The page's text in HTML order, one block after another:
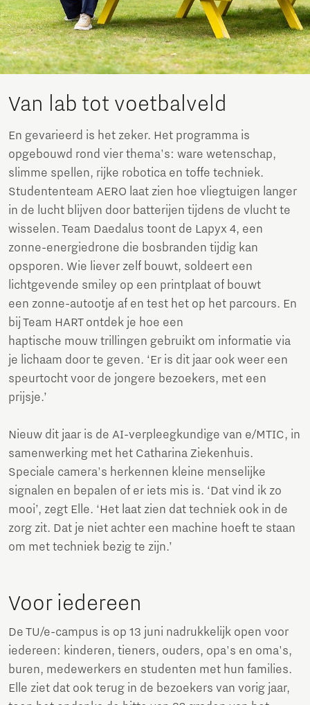
Van lab tot voetbalveld
En gevarieerd is het zeker. Het programma is
opgebouwd rond vier thema's: ware wetenschap,
slimme spellen, rijke robotica en toffe techniek.
Studententeam AERO laat zien hoe vliegtuigen langer
in de lucht blijven door batterijen tijdens de vlucht te
wisselen. Team Daedalus toont de Lapyx 4, een
zonne-energiedrone die bosbranden tijdig kan
opsporen. Wie liever zelf bouwt, soldeert een
lichtgevende smiley op een printplaat of bouwt
een zonne-autootje af en test het op het parcours. En
bij Team HART ontdek je hoe een
haptische mouw trillingen gebruikt om informatie via
je lichaam door te geven. ‘Er is dit jaar ook weer een
speurtocht voor de jongere bezoekers, met een
prijsje.’
Nieuw dit jaar is de AI-verpleegkundige van e/MTIC, in
samenwerking met het Catharina Ziekenhuis.
Speciale camera's herkennen kleine menselijke
signalen en bepalen of er iets mis is. ‘Dat vind ik zo
mooi’, zegt Elle. ‘Het laat zien dat techniek ook in de
zorg zit. Dat je niet achter een machine hoeft te staan
om met techniek bezig te zijn.’
Voor iedereen
De TU/e-campus is op 13 juni nadrukkelijk open voor
iedereen: kinderen, tieners, ouders, opa's en oma's,
buren, medewerkers en studenten met hun families.
Elle ziet dat ook terug in de bezoekers van vorig jaar,